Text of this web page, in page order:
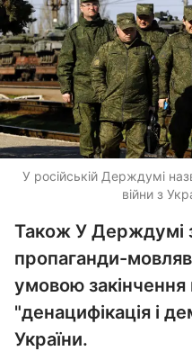
У російській Держдумі
війни з
Також У Держдумі
пропаганди-
умовою закінчення
"денацифікація і
України.